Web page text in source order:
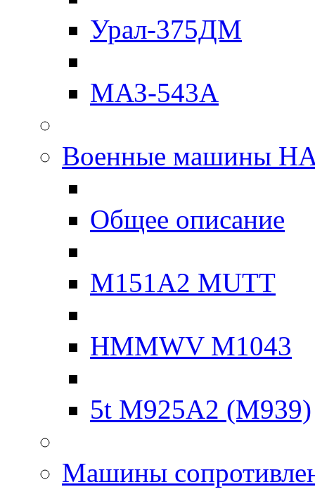
Урал-375ДМ
МАЗ-543А
Военные машины
Общее описание
M151A2 MUTT
HMMWV M1043
5t M925A2 (M939)
Машины